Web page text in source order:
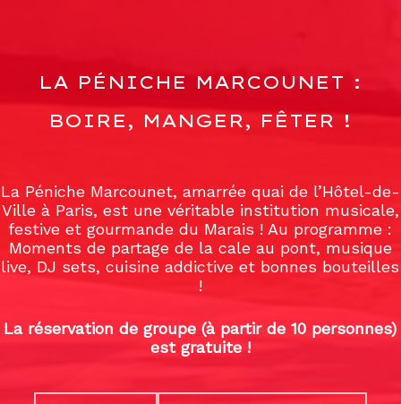
LA PÉNICHE MARCOUNET :
BOIRE, MANGER, FÊTER !
La Péniche Marcounet, amarrée quai de l’Hôtel-de-
Ville à Paris, est une véritable institution musicale,
festive et gourmande du Marais ! Au programme :
Moments de partage de la cale au pont, musique
live, DJ sets, cuisine addictive et bonnes bouteilles
!
La réservation de groupe (à partir de 10 personnes)
est gratuite !